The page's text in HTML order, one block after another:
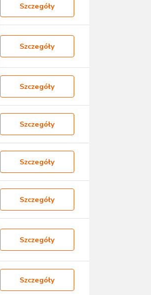
Szczegóły
Szczegóły
Szczegóły
Szczegóły
Szczegóły
Szczegóły
Szczegóły
Szczegóły